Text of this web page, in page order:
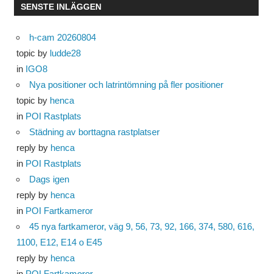
SENSTE INLÄGGEN
h-cam 20260804
topic by ludde28
in IGO8
Nya positioner och latrintömning på fler positioner
topic by henca
in POI Rastplats
Städning av borttagna rastplatser
reply by henca
in POI Rastplats
Dags igen
reply by henca
in POI Fartkameror
45 nya fartkameror, väg 9, 56, 73, 92, 166, 374, 580, 616,
1100, E12, E14 o E45
reply by henca